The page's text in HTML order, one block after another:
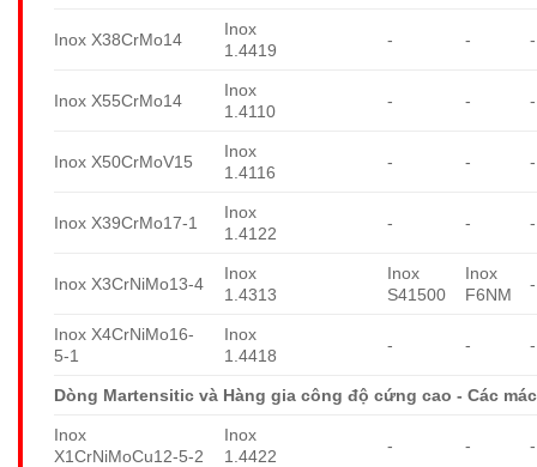
Inox X38CrMo14
Inox
1.4419
- - -
Inox X55CrMo14
Inox
1.4110
- - -
Inox X50CrMoV15
Inox
1.4116
- - -
Inox X39CrMo17-1
Inox
1.4122
- - -
Inox X3CrNiMo13-4
Inox
1.4313
Inox
S41500
Inox
F6NM
-
Inox X4CrNiMo16-
5-1
Inox
1.4418
- - -
Dòng Martensitic và Hàng gia công độ cứng cao - Các
Inox
X1CrNiMoCu12-5-2
Inox
1.4422
- - -